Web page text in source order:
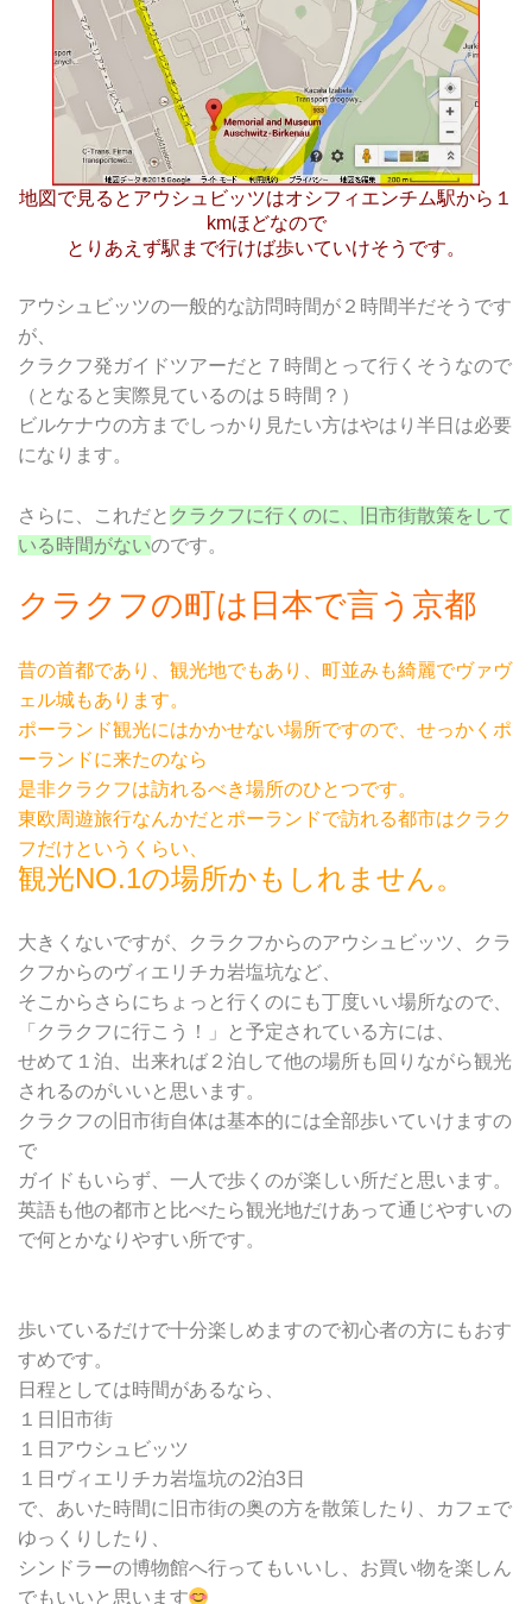
地図で見るとアウシュビッツはオシフィエンチム駅から１
kmほどなので
とりあえず駅まで行けば歩いていけそうです。
アウシュビッツの一般的な訪問時間が２時間半だそうです
が、
クラクフ発ガイドツアーだと７時間とって行くそうなので
（となると実際見ているのは５時間？）
ビルケナウの方までしっかり見たい方はやはり半日は必要
になります。
さらに、これだと クラクフに行くのに、旧市街散策をして
いる時間がないのです。
クラクフの町は日本で言う京都
昔の首都であり、観光地でもあり、町並みも綺麗でヴァヴ
ェル城もあります。
ポーランド観光にはかかせない場所ですので、せっかくポ
ーランドに来たのなら
是非クラクフは訪れるべき場所のひとつです。
東欧周遊旅行なんかだとポーランドで訪れる都市はクラク
フだけというくらい、
観光NO.1の場所かもしれません。
大きくないですが、クラクフからのアウシュビッツ、クラ
クフからのヴィエリチカ岩塩坑など、
そこからさらにちょっと行くのにも丁度いい場所なので、
「クラクフに行こう！」と予定されている方には、
せめて１泊、出来れば２泊して他の場所も回りながら観光
されるのがいいと思います。
クラクフの旧市街自体は基本的には全部歩いていけますの
で
ガイドもいらず、一人で歩くのが楽しい所だと思います。
英語も他の都市と比べたら観光地だけあって通じやすいの
で何とかなりやすい所です。
歩いているだけで十分楽しめますので初心者の方にもおす
すめです。
日程としては時間があるなら、
１日旧市街
１日アウシュビッツ
１日ヴィエリチカ岩塩坑の2泊3日
で、あいた時間に旧市街の奥の方を散策したり、カフェで
ゆっくりしたり、
シンドラーの博物館へ行ってもいいし、お買い物を楽しん
でもいいと思います